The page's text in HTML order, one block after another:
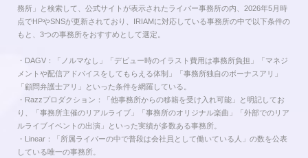
務所」と検索して、公式サイトが表示されたライバー事務所の内、2026年5月時
点でHPやSNSが更新されており、IRIAMに対応している事務所の中で以下条件の
もと、3つの事務所をおすすめとして選定。
・DAGV：「ノルマなし」「デビュー時のイラスト費用は事務所負担」「マネジ
メントや配信アドバイスをしてもらえる体制」「事務所独自のボーナスアリ」
「顧問弁護士アリ」といった条件を網羅している。
・Razzプロダクション：「他事務所からの移籍を受け入れ可能」と明記してお
り、「事務所主催のリアルライブ」「事務所のオリジナル楽曲」「外部でのリア
ルライブイベントの出演」といった実績が多数ある事務所。
・Linear：「所属ライバーの中で普段は会社員として働いている人」の数を公表
している唯一の事務所。